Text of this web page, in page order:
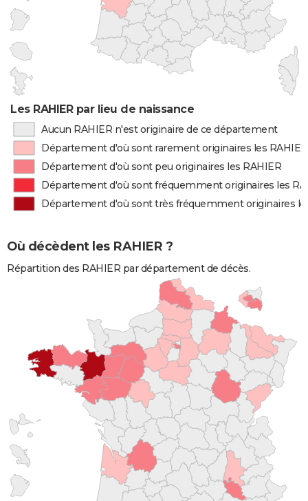
Les RAHIER par lieu de naissance
Aucun RAHIER n'est originaire de ce département
Département d'où sont rarement originaires les RAHIER
Département d'où sont peu originaires les RAHIER
Département d'où sont fréquemment originaires les
Département d'où sont très fréquemment originaires
Où décèdent les RAHIER ?
Répartition des RAHIER par département de décès.